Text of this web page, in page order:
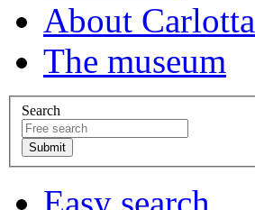
About Carlotta
The museum
Search
Easy search